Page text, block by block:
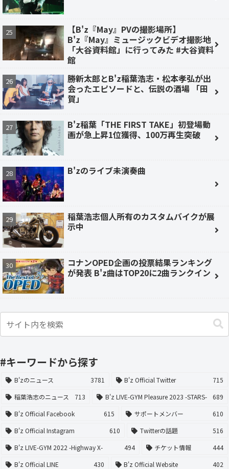
【B'z『May』PVの撮影場所】
B'z『May』ミュージックビデオ撮影地
「大谷資料館」に行ってみた #大谷資料
館
勝新太郎とB'z稲葉浩志・松本孝弘が出
会ったエピソードと、伝説の酒場 「田
賀」
B'z稲葉「THE FIRST TAKE」初登場動
画が急上昇1位獲得、100万再生突破
B'zのライブ未演奏曲
稲葉浩志個人所有のカスタムバイクが展
示中
コナンOPED企画の投票結果ランキング
が発表 B'z曲はTOP20に2曲ランクイン
#キーワードから探す
B'zのニュース 3781 B'z Official Twitter
715
稲葉浩志のニュース
713 B'z LIVE-GYM Pleasure 2023 -STARS-
689
B'z Official Facebook
615 サポートメンバー
610
B'z Official Instagram
610 Twitterの話題
516
B'z LIVE-GYM 2022 -Highway X-
494 チケット情報
444
B'z Official LINE
430 B'z Official Website
402